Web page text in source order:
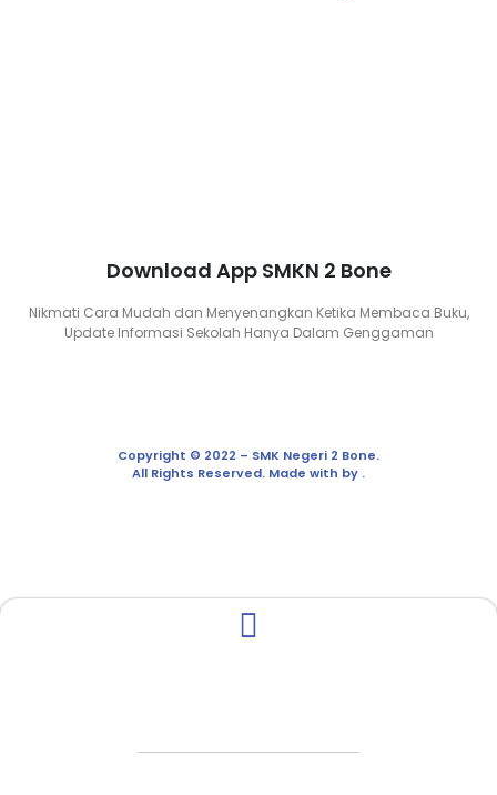
Download App SMKN 2 Bone
Nikmati Cara Mudah dan Menyenangkan Ketika Membaca Buku,
Update Informasi Sekolah Hanya Dalam Genggaman
Copyright © 2022 – SMK Negeri 2 Bone.
All Rights Reserved. Made with by .